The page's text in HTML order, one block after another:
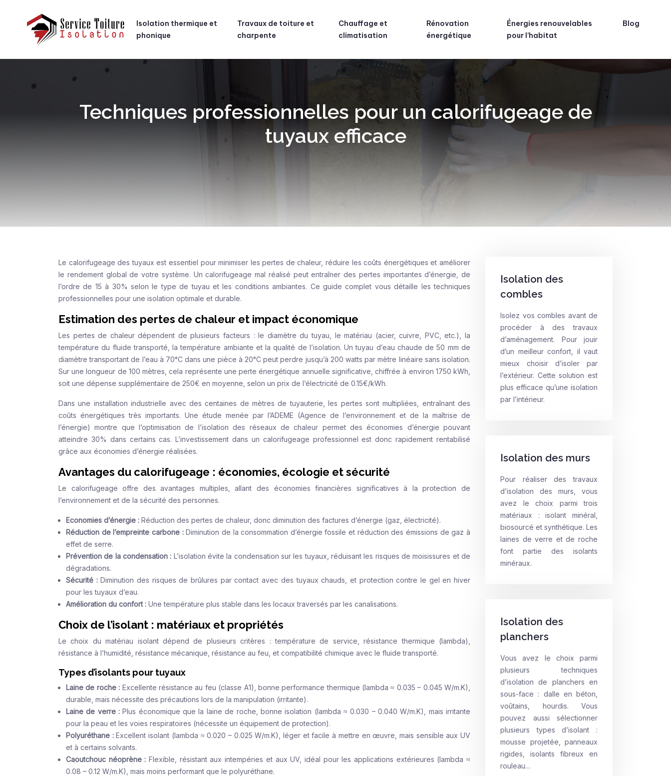
Isolation thermique et
phonique
Travaux de toiture et
charpente
Chauffage et
climatisation
Rénovation
énergétique
Énergies renouvelables
pour l’habitat
Blog
Techniques professionnelles pour un calorifugeage de
tuyaux efficace
Le calorifugeage des tuyaux est essentiel pour minimiser les pertes de chaleur, réduire les coûts énergétiques et améliorer
le rendement global de votre système. Un calorifugeage mal réalisé peut entraîner des pertes importantes d’énergie, de
l’ordre de 15 à 30% selon le type de tuyau et les conditions ambiantes. Ce guide complet vous détaille les techniques
professionnelles pour une isolation optimale et durable.
Estimation des pertes de chaleur et impact économique
Les pertes de chaleur dépendent de plusieurs facteurs : le diamètre du tuyau, le matériau (acier, cuivre, PVC, etc.), la
température du fluide transporté, la température ambiante et la qualité de l’isolation. Un tuyau d’eau chaude de 50 mm de
diamètre transportant de l’eau à 70°C dans une pièce à 20°C peut perdre jusqu’à 200 watts par mètre linéaire sans isolation.
Sur une longueur de 100 mètres, cela représente une perte énergétique annuelle significative, chiffrée à environ 1750 kWh,
soit une dépense supplémentaire de 250€ en moyenne, selon un prix de l’électricité de 0.15€/kWh.
Dans une installation industrielle avec des centaines de mètres de tuyauterie, les pertes sont multipliées, entraînant des
coûts énergétiques très importants. Une étude menée par l’ADEME (Agence de l’environnement et de la maîtrise de
l’énergie) montre que l’optimisation de l’isolation des réseaux de chaleur permet des économies d’énergie pouvant
atteindre 30% dans certains cas. L’investissement dans un calorifugeage professionnel est donc rapidement rentabilisé
grâce aux économies d’énergie réalisées.
Avantages du calorifugeage : économies, écologie et sécurité
Le calorifugeage offre des avantages multiples, allant des économies financières significatives à la protection de
l’environnement et de la sécurité des personnes.
Economies d’énergie : Réduction des pertes de chaleur, donc diminution des factures d’énergie (gaz, électricité).
Réduction de l’empreinte carbone :Diminution de la consommation d’énergie fossile et réduction des émissions de gaz à
effet de serre.
Prévention de la condensation : L’isolation évite la condensation sur les tuyaux, réduisant les risques de moisissures et de
dégradations.
Sécurité :Diminution des risques de brûlures par contact avec des tuyaux chauds, et protection contre le gel en hiver
pour les tuyaux d’eau.
Amélioration du confort : Une température plus stable dans les locaux traversés par les canalisations.
Choix de l’isolant : matériaux et propriétés
Le choix du matériau isolant dépend de plusieurs critères : température de service, résistance thermique (lambda),
résistance à l’humidité, résistance mécanique, résistance au feu, et compatibilité chimique avec le fluide transporté.
Types d’isolants pour tuyaux
Laine de roche : Excellente résistance au feu (classe A1), bonne performance thermique (lambda ≈ 0.035 – 0.045 W/m.K),
durable, mais nécessite des précautions lors de la manipulation (irritante).
Laine de verre :Plus économique que la laine de roche, bonne isolation (lambda ≈ 0.030 – 0.040 W/m.K), mais irritante
pour la peau et les voies respiratoires (nécessite un équipement de protection).
Polyuréthane :Excellent isolant (lambda ≈ 0.020 – 0.025 W/m.K), léger et facile à mettre en œuvre, mais sensible aux UV
et à certains solvants.
Caoutchouc néoprène :Flexible, résistant aux intempéries et aux UV, idéal pour les applications extérieures (lambda ≈
0.08 – 0.12 W/m.K), mais moins performant que le polyuréthane.
Isolation des
combles
Isolez vos combles avant de
procéder à des travaux
d’aménagement. Pour jouir
d’un meilleur confort, il vaut
mieux choisir d’isoler par
l’extérieur. Cette solution est
plus efficace qu’une isolation
par l’intérieur.
Isolation des murs
Pour réaliser des travaux
d’isolation des murs, vous
avez le choix parmi trois
matériaux : isolant minéral,
biosourcé et synthétique. Les
laines de verre et de roche
font partie des isolants
minéraux.
Isolation des
planchers
Vous avez le choix parmi
plusieurs techniques
d’isolation de planchers en
sous-face : dalle en béton,
voûtains, hourdis. Vous
pouvez aussi sélectionner
plusieurs types d’isolant :
mousse projetée, panneaux
rigides, isolants fibreux en
rouleau…